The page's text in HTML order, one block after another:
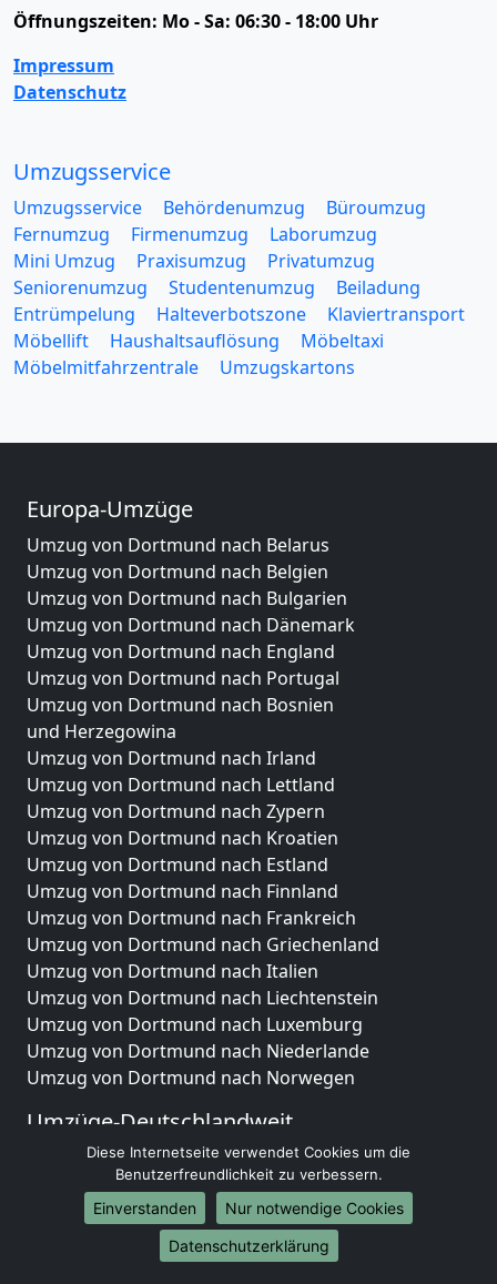
Öffnungszeiten: Mo - Sa: 06:30 - 18:00 Uhr
Impressum
Datenschutz
Umzugsservice
Umzugsservice Behördenumzug
Büroumzug
Fernumzug
Firmenumzug
Laborumzug
Mini Umzug
Praxisumzug
Privatumzug
Seniorenumzug
Studentenumzug
Beiladung
Entrümpelung
Halteverbotszone
Klaviertransport
Möbellift
Haushaltsauflösung
Möbeltaxi
Möbelmitfahrzentrale
Umzugskartons
Europa-Umzüge
Umzug von Dortmund nach Belarus
Umzug von Dortmund nach Belgien
Umzug von Dortmund nach Bulgarien
Umzug von Dortmund nach Dänemark
Umzug von Dortmund nach England
Umzug von Dortmund nach Portugal
Umzug von Dortmund nach Bosnien
und Herzegowina
Umzug von Dortmund nach Irland
Umzug von Dortmund nach Lettland
Umzug von Dortmund nach Zypern
Umzug von Dortmund nach Kroatien
Umzug von Dortmund nach Estland
Umzug von Dortmund nach Finnland
Umzug von Dortmund nach Frankreich
Umzug von Dortmund nach Griechenland
Umzug von Dortmund nach Italien
Umzug von Dortmund nach Liechtenstein
Umzug von Dortmund nach Luxemburg
Umzug von Dortmund nach Niederlande
Umzug von Dortmund nach Norwegen
Umzüge-Deutschlandweit
Umzug von Dortmund nach Berlin
Umzug von Dortmund nach Hamburg
Umzug von Dortmund nach München
Umzug von Dortmund nach Köln
Umzug von Dortmund nach Frankfurt am Main
Diese Internetseite verwendet Cookies um die
Benutzerfreundlichkeit zu verbessern.
Einverstanden
Nur notwendige Cookies
Datenschutzerklärung